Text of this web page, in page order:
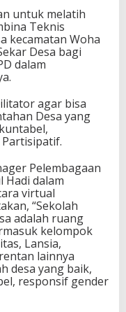
untuk melatih
Teknis
kecamatan Woha
Desa bagi
dalam
agar bisa
Desa yang
Pelembagaan
Hadi dalam
virtual
“Sekolah
adalah ruang
kelompok
Lansia,
lainnya
desa yang baik,
responsif gender